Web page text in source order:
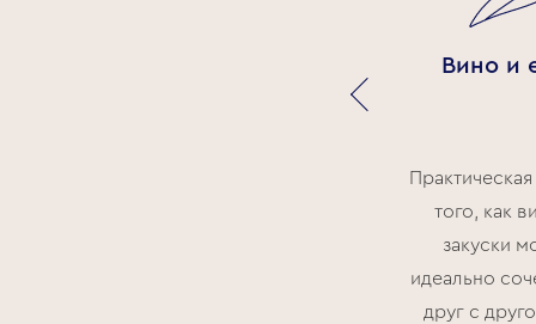
Вино и
того, как
закуски
идеально
друг с